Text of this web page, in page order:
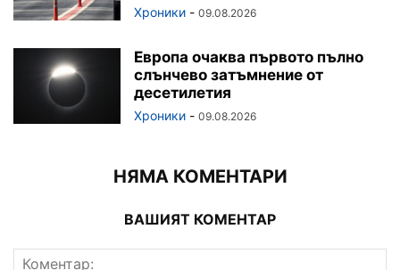
Хроники - 09.08.2026
Европа очаква първото пълно
слънчево затъмнение от
десетилетия
Хроники - 09.08.2026
НЯМА КОМЕНТАРИ
ВАШИЯТ КОМЕНТАР